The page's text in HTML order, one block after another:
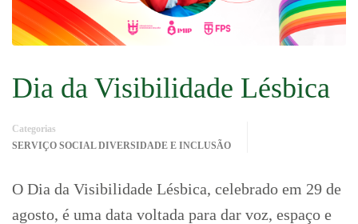
Dia da Visibilidade Lésbica
Categorias
SERVIÇO SOCIAL DIVERSIDADE E INCLUSÃO
O Dia da Visibilidade Lésbica, celebrado em 29 de
agosto, é uma data voltada para dar voz, espaço e